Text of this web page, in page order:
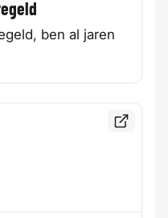
ben al jaren
Bekijk